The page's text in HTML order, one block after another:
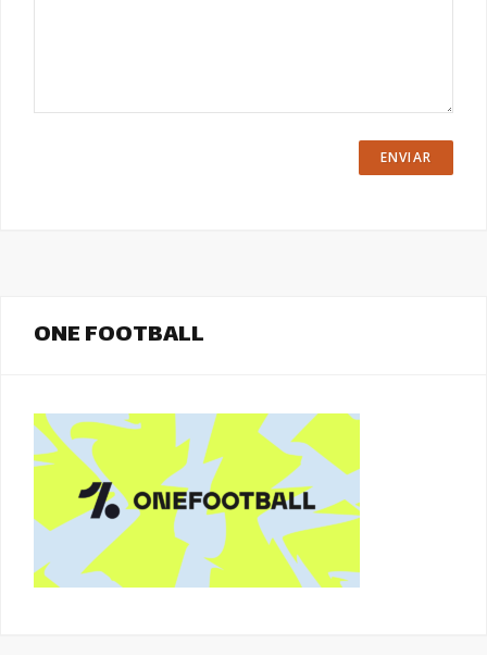
ONE FOOTBALL